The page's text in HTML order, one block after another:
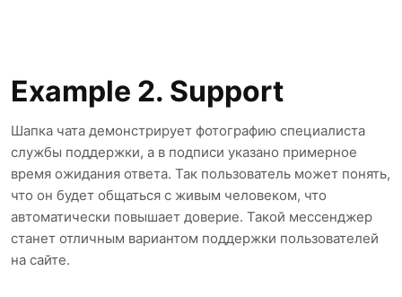
Example 2. Support
Шапка чата демонстрирует фотографию специалиста
службы поддержки, а в подписи указано примерное
время ожидания ответа. Так пользователь может понять,
что он будет общаться с живым человеком, что
автоматически повышает доверие. Такой мессенджер
станет отличным вариантом поддержки пользователей
на сайте.